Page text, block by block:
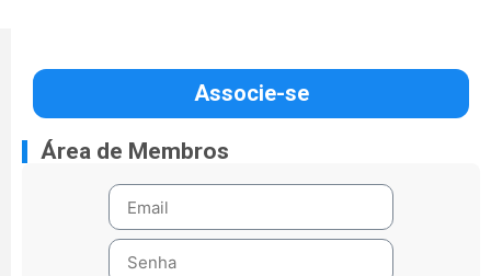
Associe-se
Área de Membros